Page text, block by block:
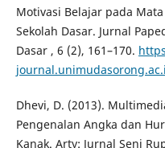
Motivasi Belajar pada
Sekolah Dasar. Jurnal
Dasar , 6 (2), 161–170.
Dhevi, D. (2013).
Pengenalan Angka dan
Kanak. Arty: Jurnal Seni